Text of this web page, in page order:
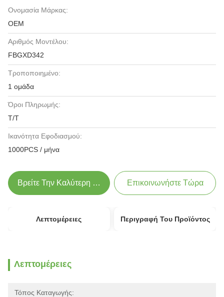
Ονομασία Μάρκας:
OEM
Αριθμός Μοντέλου:
FBGXD342
Τροποποιημένο:
1 ομάδα
Όροι Πληρωμής:
T/T
Ικανότητα Εφοδιασμού:
1000PCS / μήνα
Βρείτε Την Καλύτερη Τιμή Επικοινωνήστε Τώρα
Λεπτομέρειες Περιγραφή Του Προϊόντος
Λεπτομέρειες
Τόπος Καταγωγής: